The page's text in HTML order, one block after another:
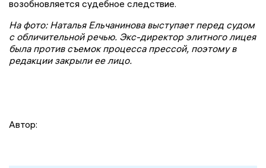
возобновляется судебное следствие.
На фото: Наталья Ельчанинова выступает перед судом
с обличительной речью. Экс-директор элитного лицея
была против съемок процесса прессой, поэтому в
редакции закрыли ее лицо.
Автор: